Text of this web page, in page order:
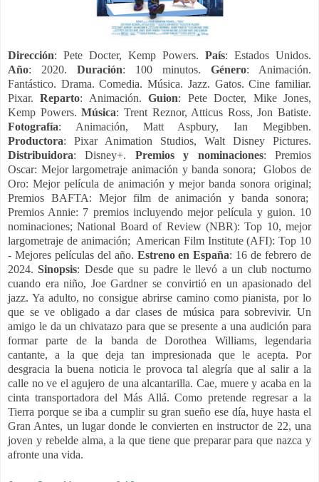
Dirección: Pete Docter, Kemp Powers. País: Estados Unidos.
Año: 2020. Duración: 100 minutos. Género: Animación.
Fantástico. Drama. Comedia. Música. Jazz. Gatos. Cine familiar.
Pixar.Reparto: Animación.Guion: Pete Docter, Mike Jones,
Kemp Powers.Música: Trent Reznor, Atticus Ross, Jon Batiste.
Fotografía: Animación, Matt Aspbury, Ian Megibben.
Productora: Pixar Animation Studios, Walt Disney Pictures.
Distribuidora: Disney+. Premios y nominaciones: Premios
Oscar: Mejor largometraje animación y banda sonora; Globos de
Oro: Mejor película de animación y mejor banda sonora original;
Premios BAFTA: Mejor film de animación y banda sonora;
Premios Annie: 7 premios incluyendo mejor película y guion. 10
nominaciones; National Board of Review (NBR): Top 10, mejor
largometraje de animación; American Film Institute (AFI): Top 10
- Mejores películas del año. Estreno en España: 16 de febrero de
2024.Sinopsis: Desde que su padre le llevó a un club nocturno
cuando era niño, Joe Gardner se convirtió en un apasionado del
jazz. Ya adulto, no consigue abrirse camino como pianista, por lo
que se ve obligado a dar clases de música para sobrevivir. Un
amigo le da un chivatazo para que se presente a una audición para
formar parte de la banda de Dorothea Williams, legendaria
cantante, a la que deja tan impresionada que le acepta. Por
desgracia la buena noticia le provoca tal alegría que al salir a la
calle no ve el agujero de una alcantarilla. Cae, muere y acaba en la
cinta transportadora del Más Allá. Como pretende regresar a la
Tierra porque se iba a cumplir su gran sueño ese día, huye hasta el
Gran Antes, un lugar donde le convierten en instructor de 22, una
joven y rebelde alma, a la que tiene que preparar para que nazca y
afronte una vida.